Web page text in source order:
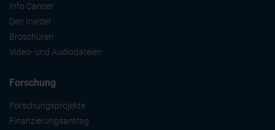
Info Cancer
Den Ins!der
Broschüren
Video- und Audiodateien
Forschung
Forschungsprojekte
Finanzierungsantrag